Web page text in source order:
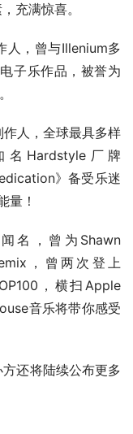
充满惊喜。
人，曾与Illenium多
子乐作品，被誉为
人，全球最具多样
Hardstyle厂牌
》备受乐迷
量！
名，曾为Shawn
，曾两次登上
，横扫Apple
音乐将带你感受
还将陆续公布更多